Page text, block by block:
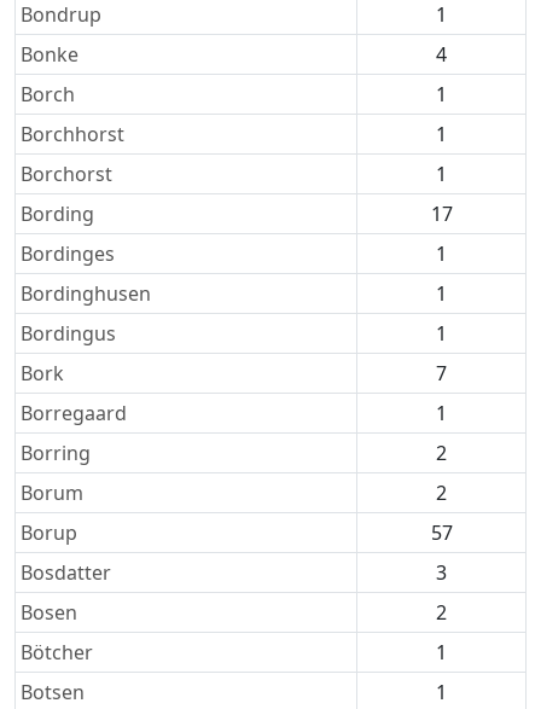
Bondrup
1
Bonke
4
Borch
1
Borchhorst
1
Borchorst
1
Bording
17
Bordinges
1
Bordinghusen
1
Bordingus
1
Bork
7
Borregaard
1
Borring
2
Borum
2
Borup
57
Bosdatter
3
Bosen
2
Bötcher
1
Botsen
1